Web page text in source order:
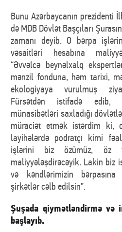
Bunu Azərbaycanın prezidenti
də MDB Dövlət Başçıları
zamanı deyib. O bərpa
vəsaitləri hesabına
“Əvvəlcə beynəlxalq
mənzil fonduna, həm tarixi,
ekologiyaya vurulmuş
Fürsətdən istifadə edib,
münasibətləri saxladığı
müraciət etmək istərdim ki,
layihələrdə podratçı kimi
işlərini biz özümüz, öz
maliyyələşdirəcəyik. Lakin biz
və kəndlərimizin
şirkətlər cəlb edilsin”.
Şuşada qiymətləndirmə və
başlayıb.